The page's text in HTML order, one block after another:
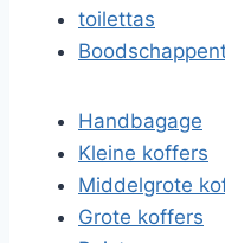
toilettas
Handbagage
Kleine koffers
Middelgrote
Grote koffers